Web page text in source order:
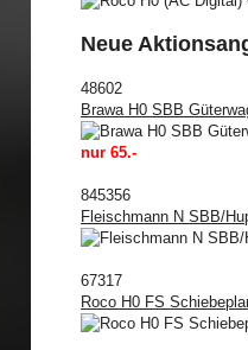
Neue
48602
Brawa H0 SBB
nur 65.-
845356
Fleischmann N SBB/
67317
Roco H0 FS